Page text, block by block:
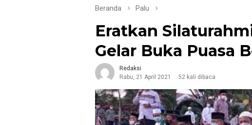
Beranda Palu
Eratkan
Gelar Buka Puasa
Redaksi
Rabu, 21 April 2021
52 kali dibaca